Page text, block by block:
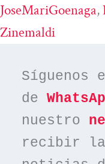
JoseMariGoenaga,
Zinemaldi
Síguenos
de
nuestro
recibir